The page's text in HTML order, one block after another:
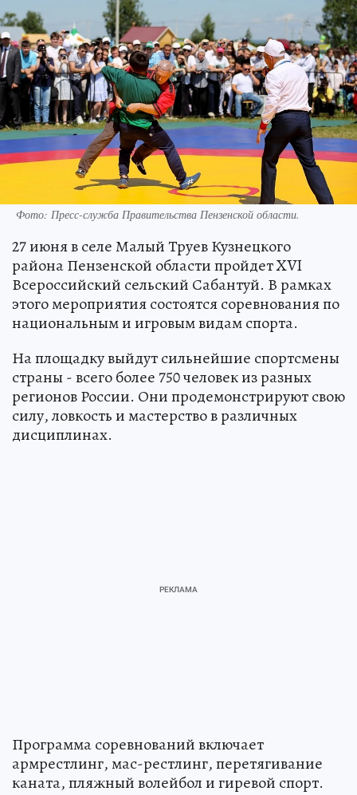
Фото: Пресс-служба Правительства Пензенской области.
27 июня в селе Малый Труев Кузнецкого
района Пензенской области пройдет XVI
Всероссийский сельский Сабантуй. В рамках
этого мероприятия состоятся соревнования по
национальным и игровым видам спорта.
На площадку выйдут сильнейшие спортсмены
страны - всего более 750 человек из разных
регионов России. Они продемонстрируют свою
силу, ловкость и мастерство в различных
дисциплинах.
Программа соревнований включает
армрестлинг, мас-рестлинг, перетягивание
каната, пляжный волейбол и гиревой спорт.